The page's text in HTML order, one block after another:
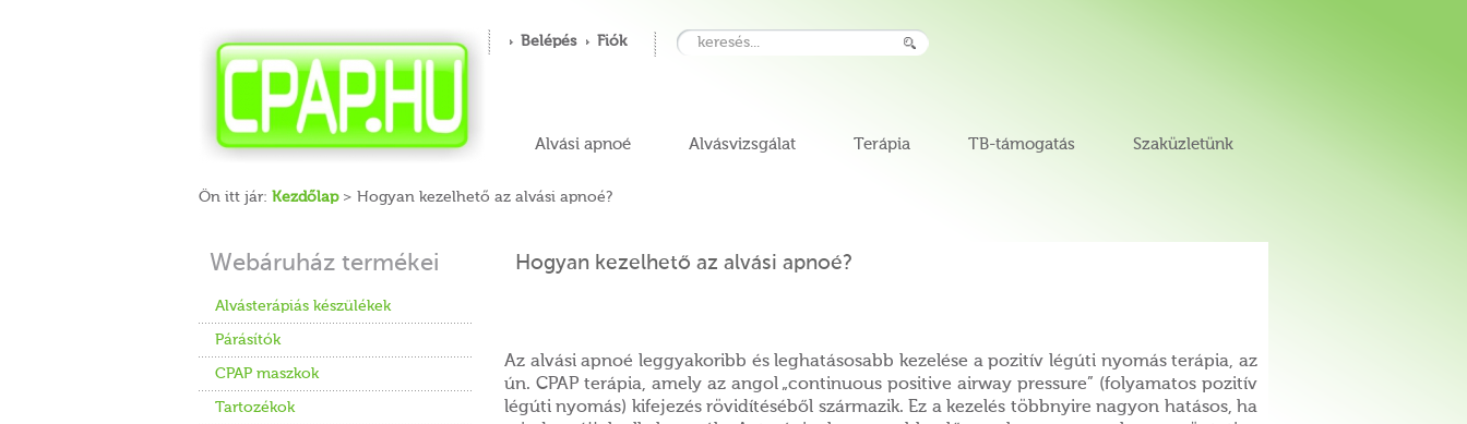
Belépés Fiók
Alvási apnoé Alvásvizsgálat Terápia TB-támogatás Szaküzletünk
Ön itt jár: Kezdőlap> Hogyan kezelhető az alvási apnoé?
Webáruház termékei
Alvásterápiás készülékek
Párásítók
CPAP maszkok
Tartozékok
Hogyan kezelhető az alvási apnoé?
Az alvási apnoé leggyakoribb és leghatásosabb kezelése a pozitív légúti nyomás terápia, az
ún. CPAP terápia, amely az angol „continuous positive airway pressure” (folyamatos pozitív
légúti nyomás) kifejezés rövidítéséből származik. Ez a kezelés többnyire nagyon hatásos, ha